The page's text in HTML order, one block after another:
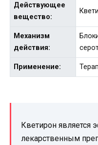
Действующее
вещество:
Механизм
действия:
Применение:
Кветирон
лекарственным